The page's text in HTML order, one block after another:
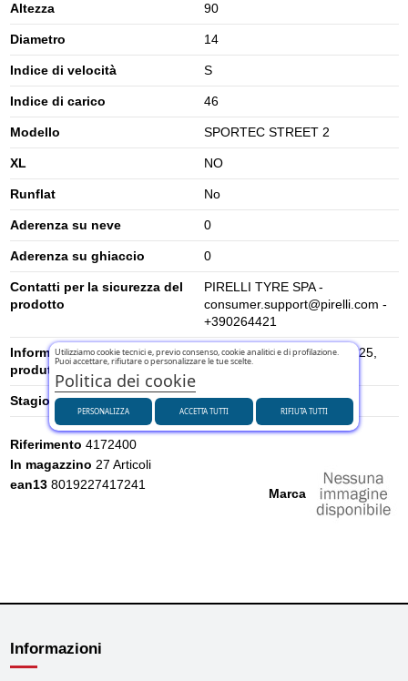
Altezza 90
Diametro 14
Indice di velocità S
Indice di carico 46
Modello SPORTEC STREET 2
XL NO
Runflat No
Aderenza su neve 0
Aderenza su ghiaccio 0
Contatti per la sicurezza del
prodotto
PIRELLI TYRE SPA -
consumer.support@pirelli.com -
+390264421
Informazioni di sicurezza del
produttore
Viale Piero e Alberto Pirelli 25,
Stagione Estivi
Marca
Riferimento 4172400
In magazzino 27 Articoli
ean13 8019227417241
Informazioni
Utilizziamo cookie tecnici e, previo consenso, cookie analitici e di profilazione.
Puoi accettare, rifiutare o personalizzare le tue scelte.
Politica dei cookie
PERSONALIZZA RIFIUTA TUTTI
ACCETTA TUTTI